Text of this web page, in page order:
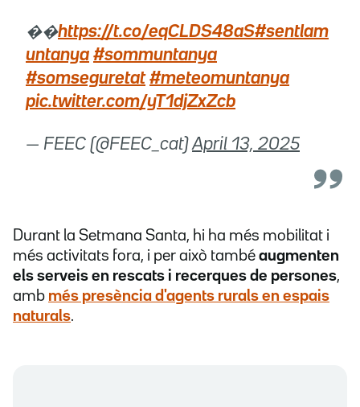
��https://t.co/eqCLDS48aS#sentlam
untanya #sommuntanya
#somseguretat #meteomuntanya
pic.twitter.com/yT1djZxZcb
— FEEC (@FEEC_cat)April 13, 2025
Durant la Setmana Santa, hi ha més mobilitat i
més activitats fora, i per això també augmenten
els serveis en rescats i recerques de persones,
amb més presència d'agents rurals en espais
naturals.